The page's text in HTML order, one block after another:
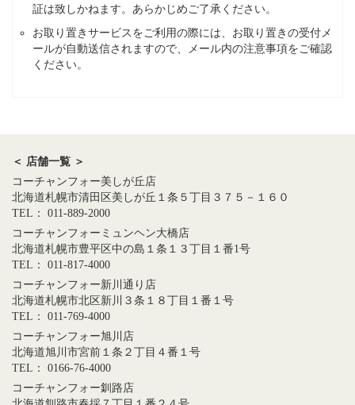
証は致しかねます。あらかじめご了承ください。
お取り置きサービスをご利用の際には、お取り置きの受付メ
ールが自動送信されますので、メール内の注意事項をご確認
ください。
＜ 店舗一覧 ＞
コーチャンフォー美しが丘店
北海道札幌市清田区美しが丘１条５丁目３７５－１６０
TEL： 011-889-2000
コーチャンフォーミュンヘン大橋店
北海道札幌市豊平区中の島１条１３丁目１番1号
TEL： 011-817-4000
コーチャンフォー新川通り店
北海道札幌市北区新川３条１８丁目１番１号
TEL： 011-769-4000
コーチャンフォー旭川店
北海道旭川市宮前１条２丁目４番１号
TEL： 0166-76-4000
コーチャンフォー釧路店